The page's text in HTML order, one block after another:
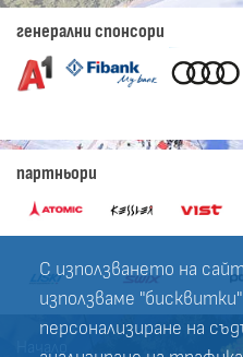
С използването на
използваме
персонализиране на
генерални спонсори
партньори